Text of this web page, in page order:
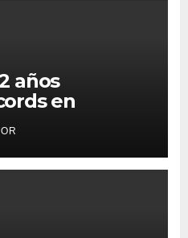
años
en
adopción